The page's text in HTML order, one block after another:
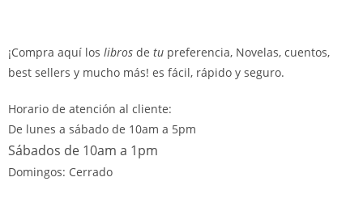
¡Compra aquí los libros de tu preferencia, Novelas, cuentos,
best sellers y mucho más! es fácil, rápido y seguro.
Horario de atención al cliente:
De lunes a sábado de 10am a 5pm
Sábados de 10am a 1pm
Domingos: Cerrado